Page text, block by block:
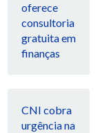
oferece
consultoria
gratuita em
finanças
CNI cobra
urgência na